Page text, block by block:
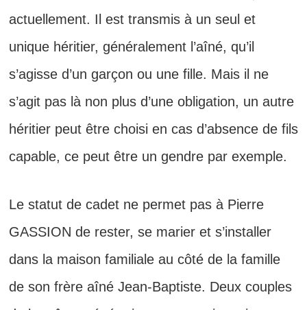
actuellement. Il est transmis à un seul et
unique héritier, généralement l’aîné, qu’il
s’agisse d’un garçon ou une fille. Mais il ne
s’agit pas là non plus d’une obligation, un autre
héritier peut être choisi en cas d’absence de fils
capable, ce peut être un gendre par exemple.
Le statut de cadet ne permet pas à Pierre
GASSION de rester, se marier et s’installer
dans la maison familiale au côté de la famille
de son frère aîné Jean-Baptiste. Deux couples